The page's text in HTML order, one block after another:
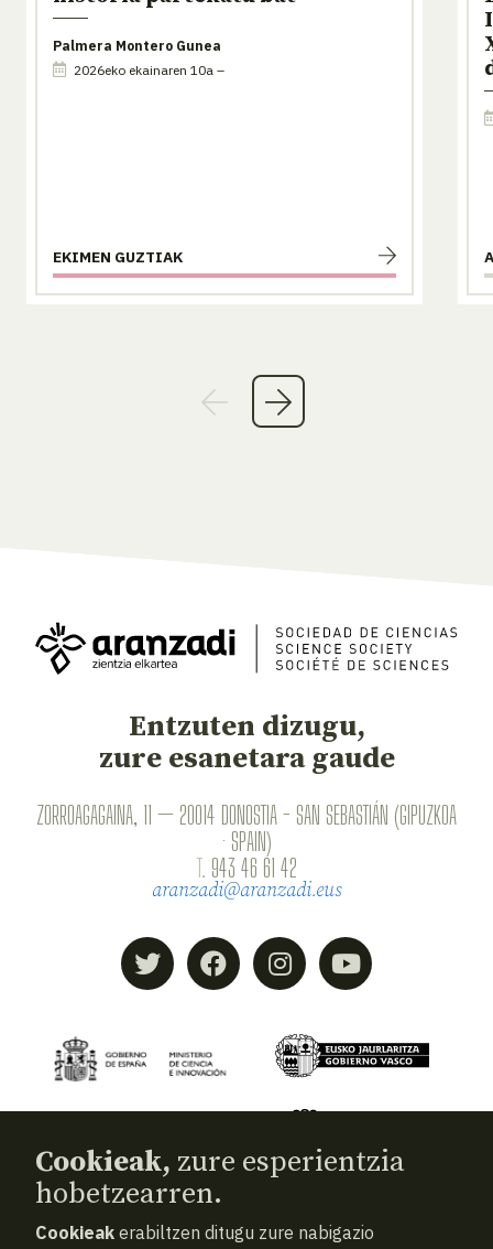
Palmera Montero Gunea
2026eko ekainaren 10a –
EKIMEN GUZTIAK
Entzuten dizugu,
zure esanetara gaude
ZORROAGAGAINA, 11 — 20014 DONOSTIA - SAN SEBASTIÁN (GIPUZKOA
· SPAIN)
T. 943 46 61 42
aranzadi@aranzadi.eus
Cookieak, zure esperientzia
hobetzearren.
Cookieak erabiltzen ditugu zure nabigazio